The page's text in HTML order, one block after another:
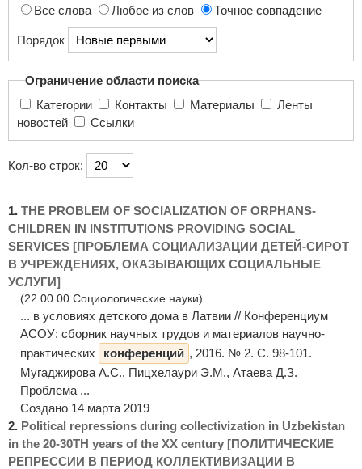
Все слова
Любое из слов Точное совпадение
Порядок
Ограничение области поиска
Категории
Контакты Материалы
новостей
Ссылки
Кол-во строк:
1. THE PROBLEM OF SOCIALIZATION OF ORPHANS-
CHILDREN IN INSTITUTIONS PROVIDING SOCIAL
SERVICES [ПРОБЛЕМА СОЦИАЛИЗАЦИИ ДЕТЕЙ-СИРОТ
В УЧРЕЖДЕНИЯХ, ОКАЗЫВАЮЩИХ СОЦИАЛЬНЫЕ
УСЛУГИ]
(22.00.00 Социологические науки)
... в условиях детского дома в Латвии // Конференциум
АСОУ: сборник научных трудов и материалов научно-
практических
конференций , 2016. № 2. С. 98-101.
Мугаджирова А.С., Пицхелаури Э.М., Атаева Д.З.
Проблема ...
Создано 14 марта 2019
2. Political repressions during collectivization in Uzbekistan
in the 20-30TH years of the XX century [ПОЛИТИЧЕСКИЕ
РЕПРЕССИИ В ПЕРИОД КОЛЛЕКТИВИЗАЦИИ В